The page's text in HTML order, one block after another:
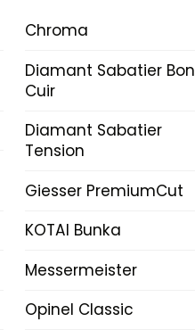
Chroma
Diamant Sabatier Bon
Cuir
Diamant Sabatier
Tension
Giesser PremiumCut
KOTAI Bunka
Messermeister
Opinel Classic